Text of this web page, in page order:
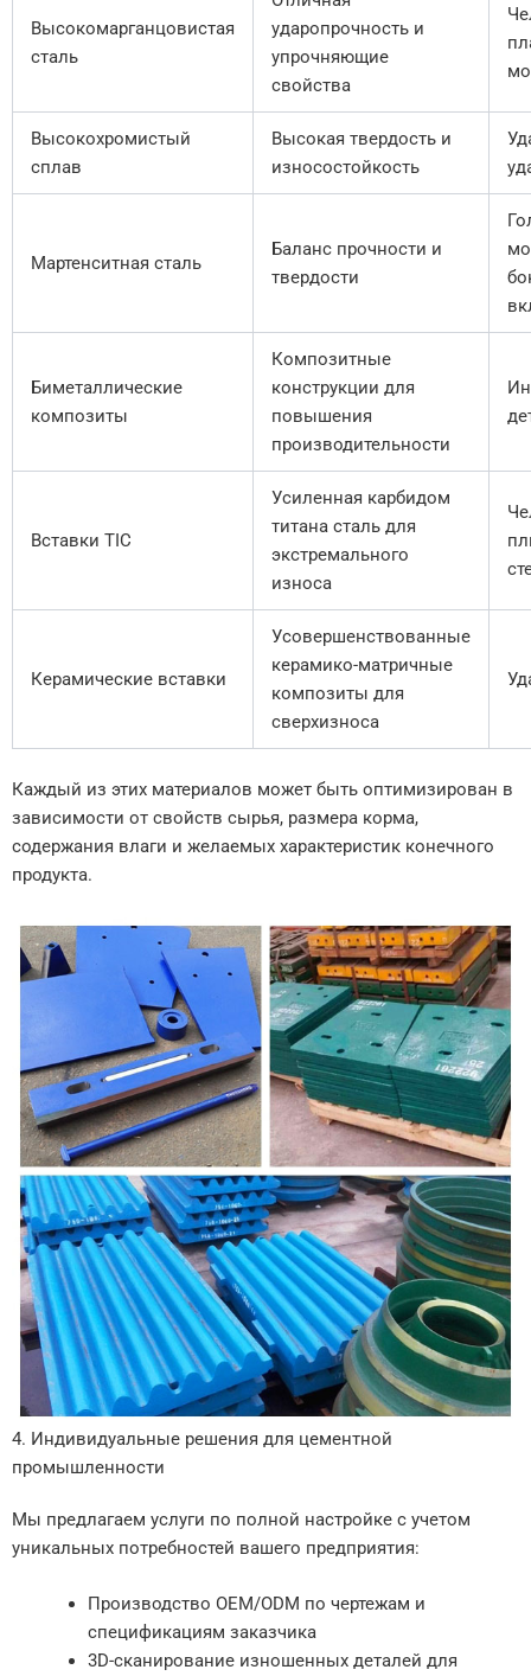
Высокомарганцовистая
сталь
ударопрочность и
упрочняющие
свойства
Высокохромистый
сплав
Высокая твердость и
износостойкость
Мартенситная сталь
Баланс прочности и
твердости
Биметаллические
композиты
Композитные
конструкции для
повышения
производительности
Вставки TIC
Усиленная карбидом
титана сталь для
экстремального
износа
Керамические вставки
Усовершенствованные
керамико-матричные
композиты для
сверхизноса
Каждый из этих материалов может быть оптимизирован в
зависимости от свойств сырья, размера корма,
содержания влаги и желаемых характеристик конечного
продукта.
4. Индивидуальные решения для цементной
промышленности
Мы предлагаем услуги по полной настройке с учетом
уникальных потребностей вашего предприятия:
Производство OEM/ODM по чертежам и
спецификациям заказчика
3D-сканирование изношенных деталей для